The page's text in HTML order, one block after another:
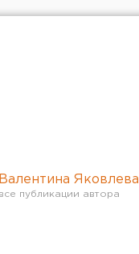
Валентина Яковлева